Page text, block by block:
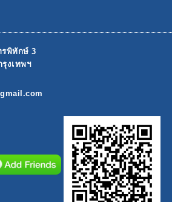
พิทักษ์ 3
งเทพฯ